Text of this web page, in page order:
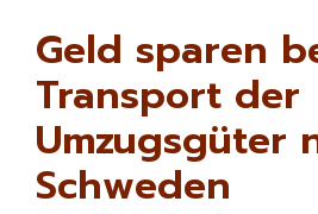
Geld sparen
Transport der
Umzugsgüter
Schweden